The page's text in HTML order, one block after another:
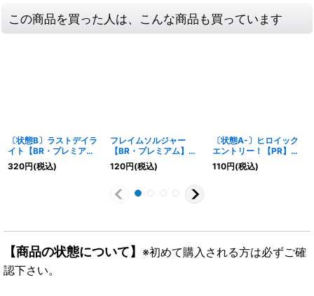
この商品を買った人は、こんな商品も買っています
〔状態B〕ラストデイラ
イト【BR・プレミア
ム】{CP02-P70}《ナイ
トメア》
320円(税込)
フレイムソルジャー
【BR・プレミアム】
{BP02-P10}《ロイヤ
ル》
120円(税込)
〔状態A-〕ヒロイック
エントリー！【PR】
{PR-054}《ロイヤル》
110円(税込)
【商品の状態について】 ※初めて購入される方は必ずご確
認下さい。